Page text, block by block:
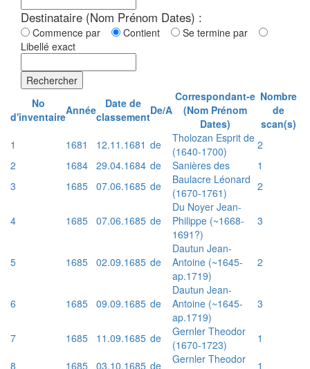
Destinataire (Nom Prénom Dates) :
Commence par Contient
Se termine par
Libellé exact
Rechercher
No
d'inventaireAnnée
Date de
classementDe/A
Correspondant-e
(Nom Prénom
Dates)
Nombre
de
scan(s)
1
1681 12.11.1681 de
Tholozan Esprit de
(1640-1700)
2
2
1684 29.04.1684 de Sanières des
1
3
1685 07.06.1685 de
Baulacre Léonard
(1670-1761)
2
4 1685 07.06.1685 de
Du Noyer Jean-
Philippe (~1668-
1691?)
3
5 1685 02.09.1685 de
Dautun Jean-
Antoine (~1645-
ap.1719)
2
6 1685 09.09.1685 de
Dautun Jean-
Antoine (~1645-
ap.1719)
3
7 1685 11.09.1685 de
Gernler Theodor
(1670-1723)
1
8
1685 03.10.1685 de
Gernler Theodor
1